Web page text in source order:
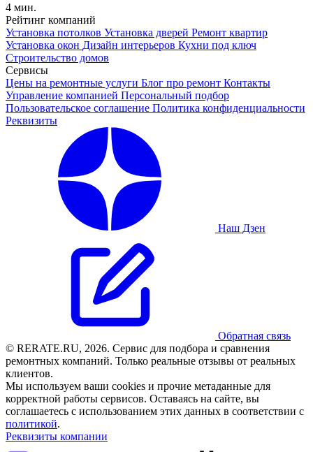
4 мин.
Рейтинг компаний
Установка потолков Установка дверей Ремонт квартир
Установка окон Дизайн интерьеров Кухни под ключ
Строительство домов
Сервисы
Цены на ремонтные услуги Блог про ремонт Контакты
Управление компанией Персональный подбор
Пользовательское соглашение Политика конфиденциальности
Реквизиты
Наш Дзен
Обратная связь
© RERATE.RU, 2026. Сервис для подбора и сравнения
ремонтных компаний. Только реальные отзывы от реальных
клиентов.
Мы используем ваши cookies и прочие метаданные для
корректной работы сервисов. Оставаясь на сайте, вы
соглашаетесь с использованием этих данных в соответствии с
политикой.
Реквизиты компании